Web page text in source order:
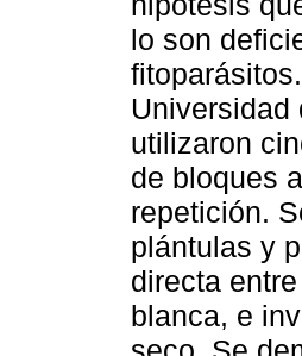
lo son
Universidad
utilizaron
de bloques
repetición.
plántulas y
directa
blanca, e